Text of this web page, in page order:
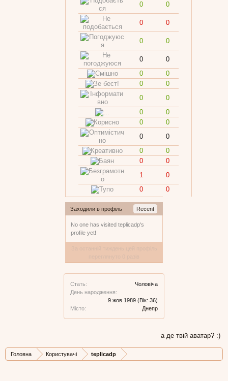
0 0
0 0
0 0
0
0
0
0
0
0
0
0
0
0
0
0
0
0
0
0
0
0
1
0
0
0
Заходили в профіль Recent
No one has visited teplicadp's
profile yet!
Стать:
Чоловіча
День народження:
9 жов 1989 (Вік: 36)
Місто:
Днепр
а де твій аватар? :)
Головна Користувачі teplicadp